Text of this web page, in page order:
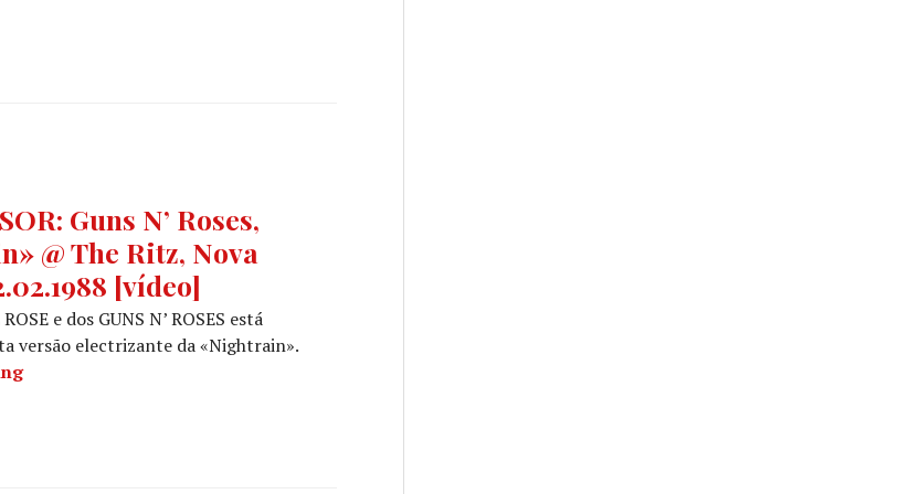
Guns N’ Roses,
@ The Ritz, Nova
[vídeo]
e dos GUNS N’ ROSES está
versão electrizante da «Nightrain».
RETROVISOR: Guns N’ Roses, «Nightrain» @ The Ritz, Nova Iorque, 02.02.1988 [vídeo]